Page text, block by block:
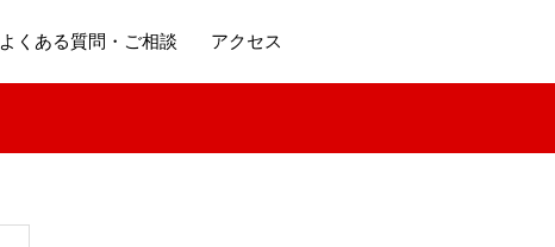
よくある質問・ご相談 アクセス